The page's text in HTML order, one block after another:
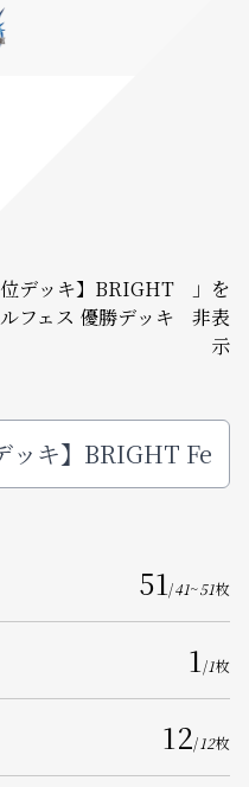
位デッキ】BRIGHT
フェス 優勝デッキ
」を
非表
示
51/41~51枚
1/1枚
12/ 12枚